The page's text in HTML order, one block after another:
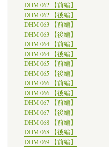
DHM 062 【前編】
DHM 062 【後編】
DHM 063 【前編】
DHM 063 【後編】
DHM 064 【前編】
DHM 064 【後編】
DHM 065 【前編】
DHM 065 【後編】
DHM 066 【前編】
DHM 066 【後編】
DHM 067 【前編】
DHM 067 【後編】
DHM 068 【前編】
DHM 068 【後編】
DHM 069 【前編】